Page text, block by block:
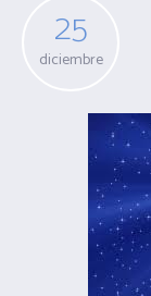
25
diciembre